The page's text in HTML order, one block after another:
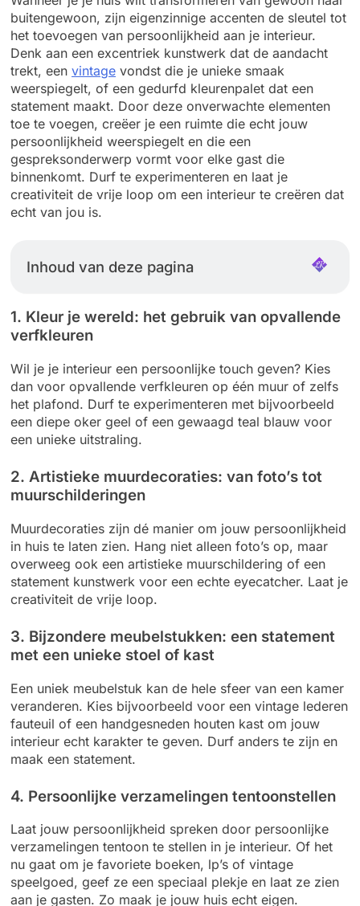
buitengewoon, zijn eigenzinnige accenten de sleutel tot
het toevoegen van persoonlijkheid aan je interieur.
Denk aan een excentriek kunstwerk dat de aandacht
trekt, een vintage vondst die je unieke smaak
weerspiegelt, of een gedurfd kleurenpalet dat een
statement maakt. Door deze onverwachte elementen
toe te voegen, creëer je een ruimte die echt jouw
persoonlijkheid weerspiegelt en die een
gespreksonderwerp vormt voor elke gast die
binnenkomt. Durf te experimenteren en laat je
creativiteit de vrije loop om een interieur te creëren dat
echt van jou is.
Inhoud van deze pagina
1. Kleur je wereld: het gebruik van opvallende
verfkleuren
Wil je je interieur een persoonlijke touch geven? Kies
dan voor opvallende verfkleuren op één muur of zelfs
het plafond. Durf te experimenteren met bijvoorbeeld
een diepe oker geel of een gewaagd teal blauw voor
een unieke uitstraling.
2. Artistieke muurdecoraties: van foto’s tot
muurschilderingen
Muurdecoraties zijn dé manier om jouw persoonlijkheid
in huis te laten zien. Hang niet alleen foto’s op, maar
overweeg ook een artistieke muurschildering of een
statement kunstwerk voor een echte eyecatcher. Laat je
creativiteit de vrije loop.
3. Bijzondere meubelstukken: een statement
met een unieke stoel of kast
Een uniek meubelstuk kan de hele sfeer van een kamer
veranderen. Kies bijvoorbeeld voor een vintage lederen
fauteuil of een handgesneden houten kast om jouw
interieur echt karakter te geven. Durf anders te zijn en
maak een statement.
4. Persoonlijke verzamelingen tentoonstellen
Laat jouw persoonlijkheid spreken door persoonlijke
verzamelingen tentoon te stellen in je interieur. Of het
nu gaat om je favoriete boeken, lp’s of vintage
speelgoed, geef ze een speciaal plekje en laat ze zien
aan je gasten. Zo maak je jouw huis echt eigen.